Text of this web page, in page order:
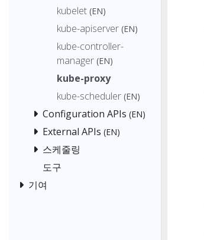
kubelet (EN)
kube-apiserver (EN)
kube-controller-
manager (EN)
kube-proxy
kube-scheduler (EN)
Configuration APIs (EN)
External APIs (EN)
스케줄링
도구
기여